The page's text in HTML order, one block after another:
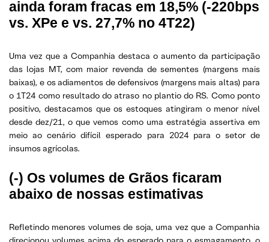
ainda foram fracas em 18,5% (-220bps
vs. XPe e vs. 27,7% no 4T22)
Uma vez que a Companhia destaca o aumento da participação
das lojas MT, com maior revenda de sementes (margens mais
baixas), e os adiamentos de defensivos (margens mais altas) para
o 1T24 como resultado do atraso no plantio do RS. Como ponto
positivo, destacamos que os estoques atingiram o menor nível
desde dez/21, o que vemos como uma estratégia assertiva em
meio ao cenário difícil esperado para 2024 para o setor de
insumos agrícolas.
(-) Os volumes de Grãos ficaram
abaixo de nossas estimativas
Refletindo menores volumes de soja, uma vez que a Companhia